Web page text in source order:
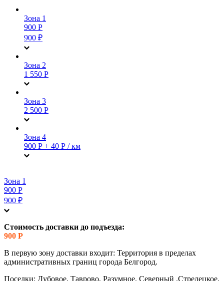
Зона 1
900 Р
900 ₽
Зона 2
1 550 Р
Зона 3
2 500 Р
Зона 4
900 Р + 40 Р / км
Зона 1
900 Р
900 ₽
Стоимость доставки до подъезда:
900 Р
В первую зону доставки входит: Территория в пределах
административных границ города Белгород.
Поселки: Дубовое, Таврово, Разумное, Северный ,Стрелецкое,